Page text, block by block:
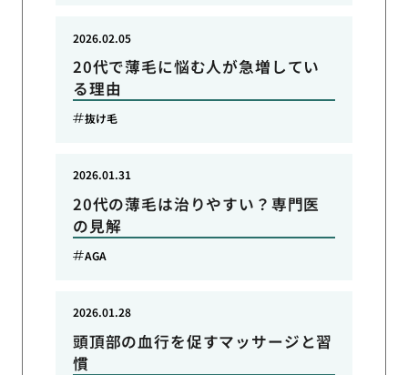
20代で薄毛に悩む人が急増してい
る理由
2026.02.05
抜け毛
20代の薄毛は治りやすい？専門医
の見解
2026.01.31
AGA
頭頂部の血行を促すマッサージと習
慣
2026.01.28